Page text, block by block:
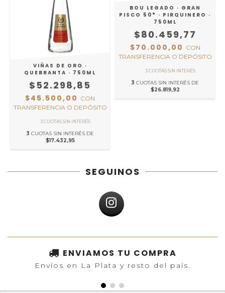
VIÑAS DE ORO ·
QUEBRANTA · 750ML
$52.298,85
$45.500,00 CON
TRANSFERENCIA O DEPÓSITO
3 CUOTAS SIN INTERÉS DE
$17.432,95
BOU LEGADO · GRAN
PISCO 50° · PIRQUINERO ·
750ML
$80.459,77
$70.000,00 CON
TRANSFERENCIA O DEPÓSITO
3 CUOTAS SIN INTERÉS DE
$26.819,92
SEGUINOS
ENVIAMOS TU COMPRA
Envíos en La Plata y resto del país.